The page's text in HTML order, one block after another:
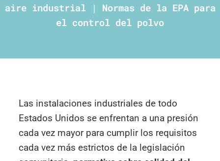
aire industrial | Normas de la EPA para
el control del polvo
Las instalaciones industriales de todo
Estados Unidos se enfrentan a una presión
cada vez mayor para cumplir los requisitos
cada vez más estrictos de la legislación